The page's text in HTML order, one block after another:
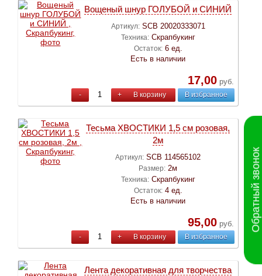
Вощеный шнур ГОЛУБОЙ и СИНИЙ
Артикул: SCB 20020333071
Техника: Скрапбукинг
Остаток: 6 ед.
Есть в наличии
17,00руб.
- + В корзину В избранное
Тесьма ХВОСТИКИ 1,5 см розовая,
2м
Артикул: SCB 114565102
Размер: 2м
Техника: Скрапбукинг
Остаток: 4 ед.
Есть в наличии
95,00руб.
- + В корзину В избранное
Лента декоративная для творчества
Обратный звонок